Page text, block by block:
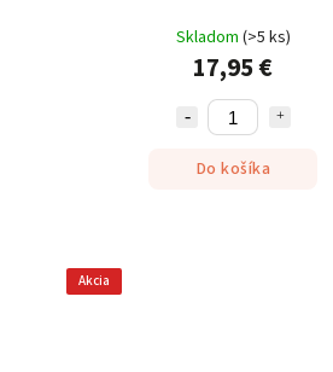
Skladom (>5 ks)
17,95 €
Do košíka
Akcia